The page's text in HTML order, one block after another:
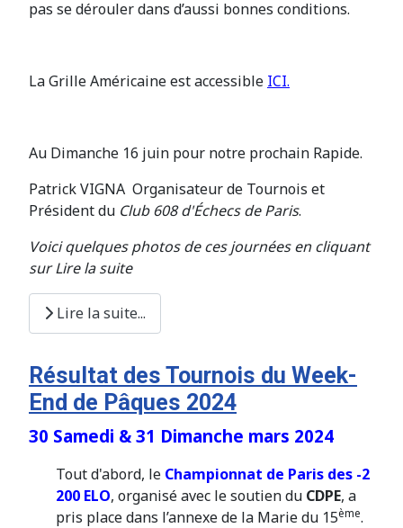
pas se dérouler dans d’aussi bonnes conditions.
La Grille Américaine est accessible ICI.
Au Dimanche 16 juin pour notre prochain Rapide.
Patrick VIGNA Organisateur de Tournois et
Président du Club 608 d'Échecs de Paris.
Voici quelques photos de ces journées en cliquant
sur Lire la suite
Lire la suite...
Résultat des Tournois du Week-
End de Pâques 2024
30 Samedi & 31 Dimanche mars 2024
Tout d'abord, le Championnat de Paris des -2
200 ELO, organisé avec le soutien du CDPE, a
pris place dans l’annexe de la Marie du 15ème.